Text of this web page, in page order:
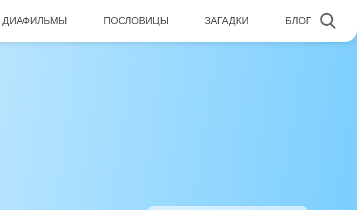
ДИАФИЛЬМЫ ПОСЛОВИЦЫ ЗАГАДКИ БЛОГ